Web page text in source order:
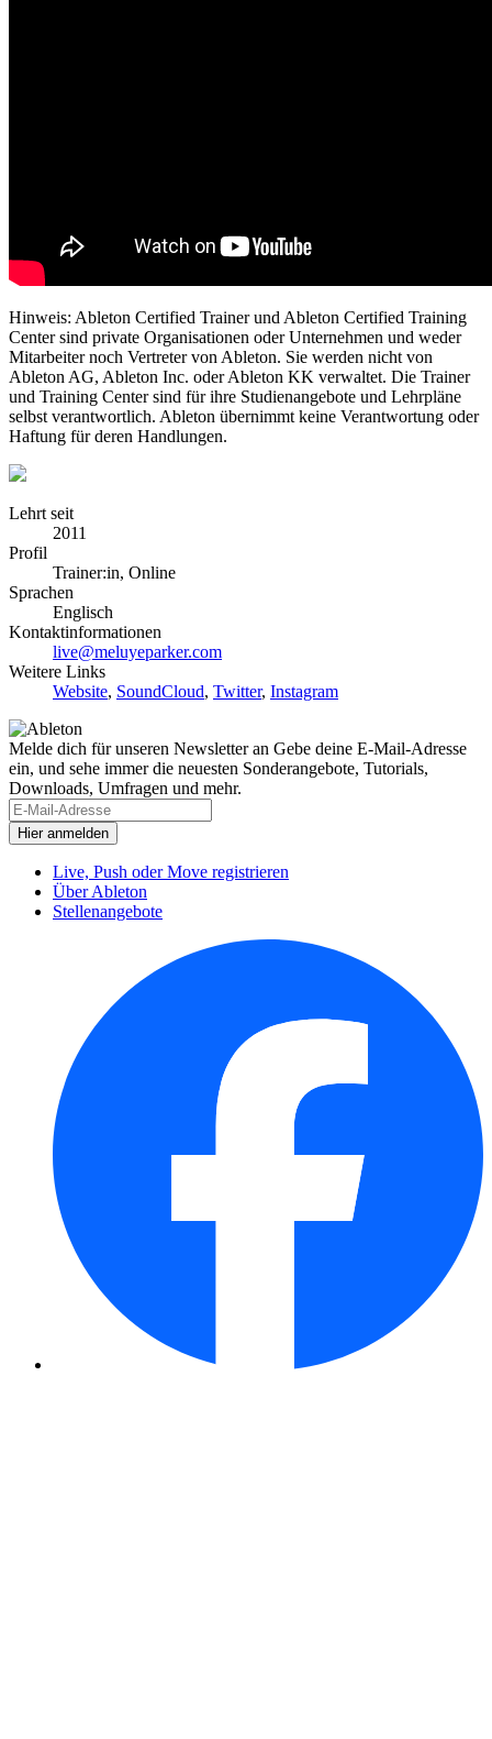
Hinweis: Ableton Certified Trainer und Ableton Certified Training
Center sind private Organisationen oder Unternehmen und weder
Mitarbeiter noch Vertreter von Ableton. Sie werden nicht von
Ableton AG, Ableton Inc. oder Ableton KK verwaltet. Die Trainer
und Training Center sind für ihre Studienangebote und Lehrpläne
selbst verantwortlich. Ableton übernimmt keine Verantwortung oder
Haftung für deren Handlungen.
Lehrt seit
2011
Profil
Trainer:in, Online
Sprachen
Englisch
Kontaktinformationen
live@meluyeparker.com
Weitere Links
Website, SoundCloud, Twitter, Instagram
Melde dich für unseren Newsletter an Gebe deine E-Mail-Adresse
ein, und sehe immer die neuesten Sonderangebote, Tutorials,
Downloads, Umfragen und mehr.
Live, Push oder Move registrieren
Über Ableton
Stellenangebote